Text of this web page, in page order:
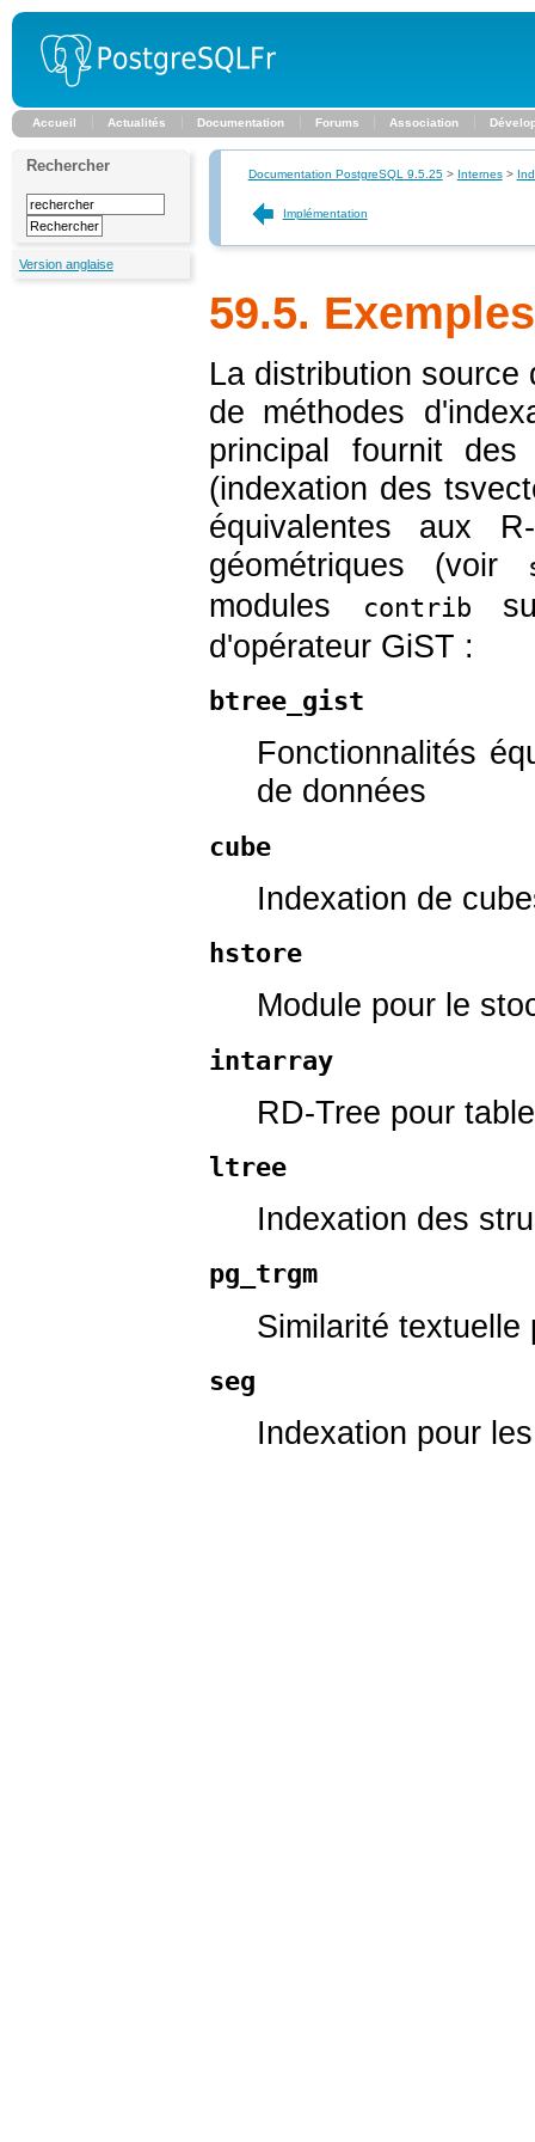
Accueil Actualités Documentation Forums Association
Rechercher
Version anglaise
Documentation PostgreSQL 9.5.25> Internes>
Implémentation
59.5. Exemples
La distribution
de méthodes
principal fournit
(indexation des
équivalentes aux
géométriques (voir
modules contrib
d'opérateur GiST :
btree_gist
Fonctionnalités
de données
cube
Indexation de
hstore
Module pour le
intarray
RD-Tree pour
ltree
Indexation des
pg_trgm
Similarité textuelle
seg
Indexation pour